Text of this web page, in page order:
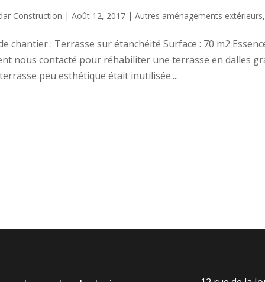
Construction |Août 12, 2017 |Autres aménagements extérieurs
chantier : Terrasse sur étanchéité Surface : 70 m2
nous contacté pour réhabiliter une terrasse en dalles
peu esthétique était inutilisée....